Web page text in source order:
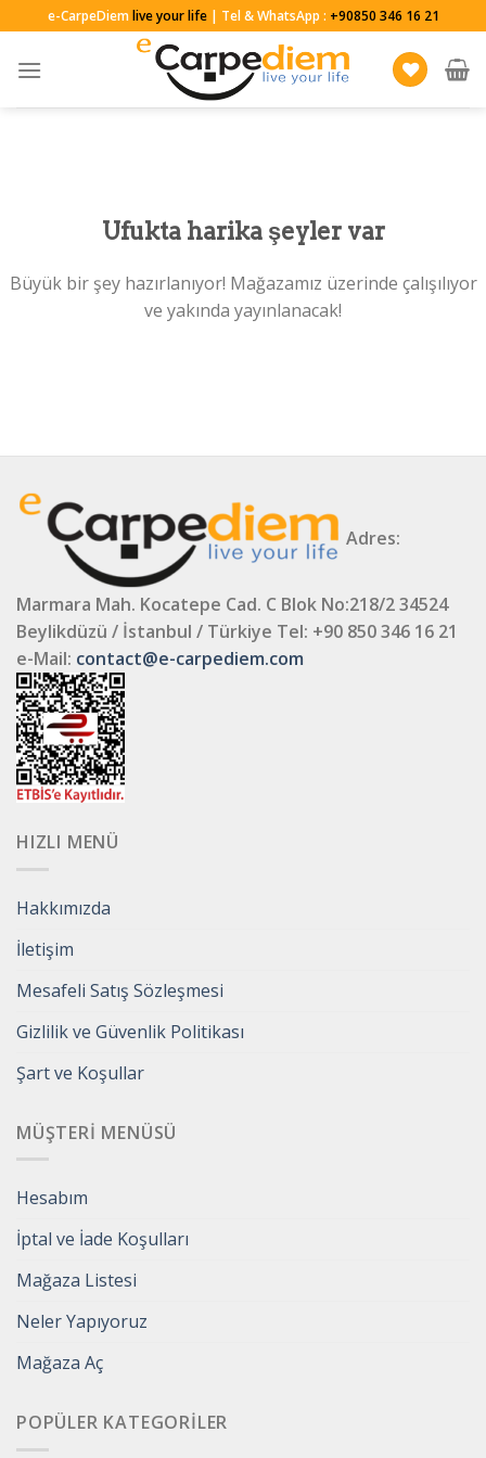
to
content
e-CarpeDiemlive your life| Tel & WhatsApp : +90850 346 16 21
Ufukta harika şeyler var
Büyük bir şey hazırlanıyor! Mağazamız üzerinde çalışılıyor
ve yakında yayınlanacak!
Adres:
Marmara Mah. Kocatepe Cad. C Blok No:218/2 34524
Beylikdüzü / İstanbul / Türkiye Tel: +90 850 346 16 21
e-Mail: contact@e-carpediem.com
HIZLI MENÜ
Hakkımızda
İletişim
Mesafeli Satış Sözleşmesi
Gizlilik ve Güvenlik Politikası
Şart ve Koşullar
MÜŞTERI MENÜSÜ
Hesabım
İptal ve İade Koşulları
Mağaza Listesi
Neler Yapıyoruz
Mağaza Aç
POPÜLER KATEGORILER